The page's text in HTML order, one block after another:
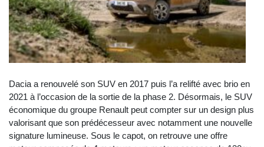
Dacia a renouvelé son SUV en 2017 puis l’a relifté avec brio en
2021 à l’occasion de la sortie de la phase 2. Désormais, le SUV
économique du groupe Renault peut compter sur un design plus
valorisant que son prédécesseur avec notamment une nouvelle
signature lumineuse. Sous le capot, on retrouve une offre